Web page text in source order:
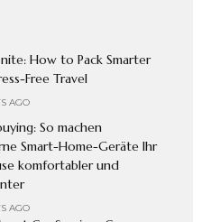
How to Pack Smarter
Free Travel
AGO
So machen
Smart-Home-Geräte Ihr
komfortabler und
AGO